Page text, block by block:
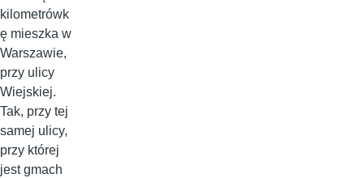
kilometrówk
ę mieszka w
Warszawie,
przy ulicy
Wiejskiej.
Tak, przy tej
samej ulicy,
przy której
jest gmach